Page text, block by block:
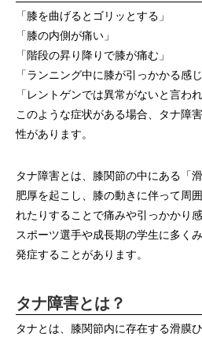
「膝を曲げるとゴリッとする」
「膝の内側が痛い」
「階段の昇り降りで膝が痛む」
「ランニング中に膝が引っかかる感じ
「レントゲンでは異常がないと言われ
このような症状がある場合、タナ障
性があります。
タナ障害とは、膝関節の中にある「
肥厚を起こし、膝の動きに伴って周
れたりすることで痛みや引っかかり
スポーツ選手や成長期の学生に多く
発症することがあります。
タナ障害とは？
タナとは、膝関節内に存在する滑膜